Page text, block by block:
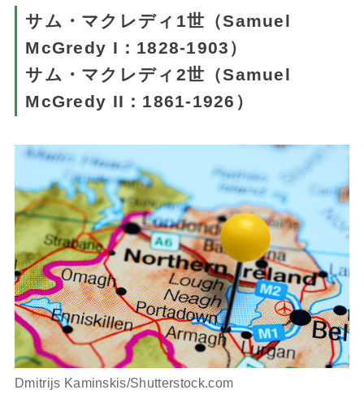
サム・マクレディ1世（Samuel
McGredy I：1828-1903）
サム・マクレディ2世（Samuel
McGredy II：1861-1926）
Dmitrijs Kaminskis/Shutterstock.com